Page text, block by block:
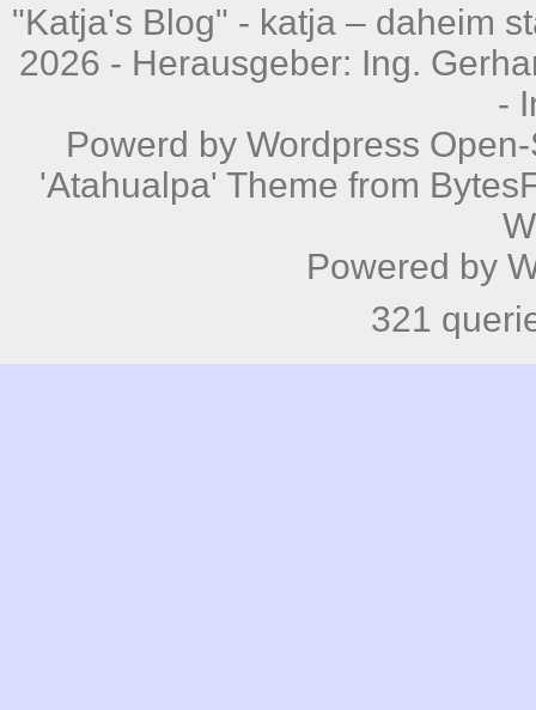
"Katja's Blog" - katja – daheim
2026 - Herausgeber: Ing.
-
Powerd by Wordpress
'Atahualpa' Theme from
Powered by
321